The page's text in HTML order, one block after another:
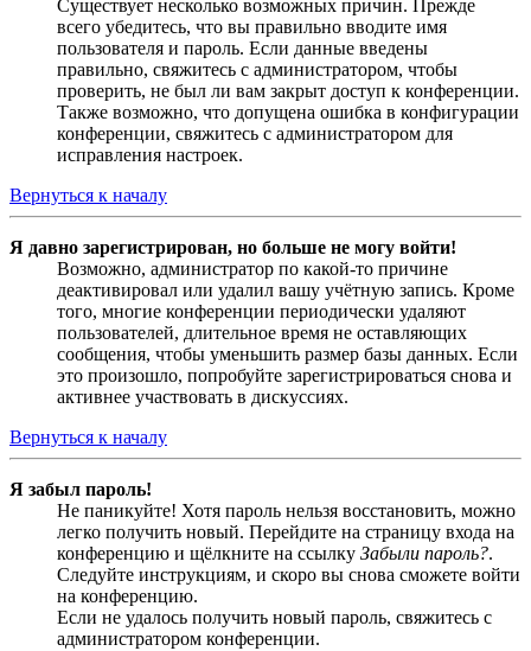
Существует несколько возможных причин. Прежде
всего убедитесь, что вы правильно вводите имя
пользователя и пароль. Если данные введены
правильно, свяжитесь с администратором, чтобы
проверить, не был ли вам закрыт доступ к конференции.
Также возможно, что допущена ошибка в конфигурации
конференции, свяжитесь с администратором для
исправления настроек.
Вернуться к началу
Я давно зарегистрирован, но больше не могу войти!
Возможно, администратор по какой-то причине
деактивировал или удалил вашу учётную запись. Кроме
того, многие конференции периодически удаляют
пользователей, длительное время не оставляющих
сообщения, чтобы уменьшить размер базы данных. Если
это произошло, попробуйте зарегистрироваться снова и
активнее участвовать в дискуссиях.
Вернуться к началу
Я забыл пароль!
Не паникуйте! Хотя пароль нельзя восстановить, можно
легко получить новый. Перейдите на страницу входа на
конференцию и щёлкните на ссылку Забыли пароль?.
Следуйте инструкциям, и скоро вы снова сможете войти
на конференцию.
Если не удалось получить новый пароль, свяжитесь с
администратором конференции.